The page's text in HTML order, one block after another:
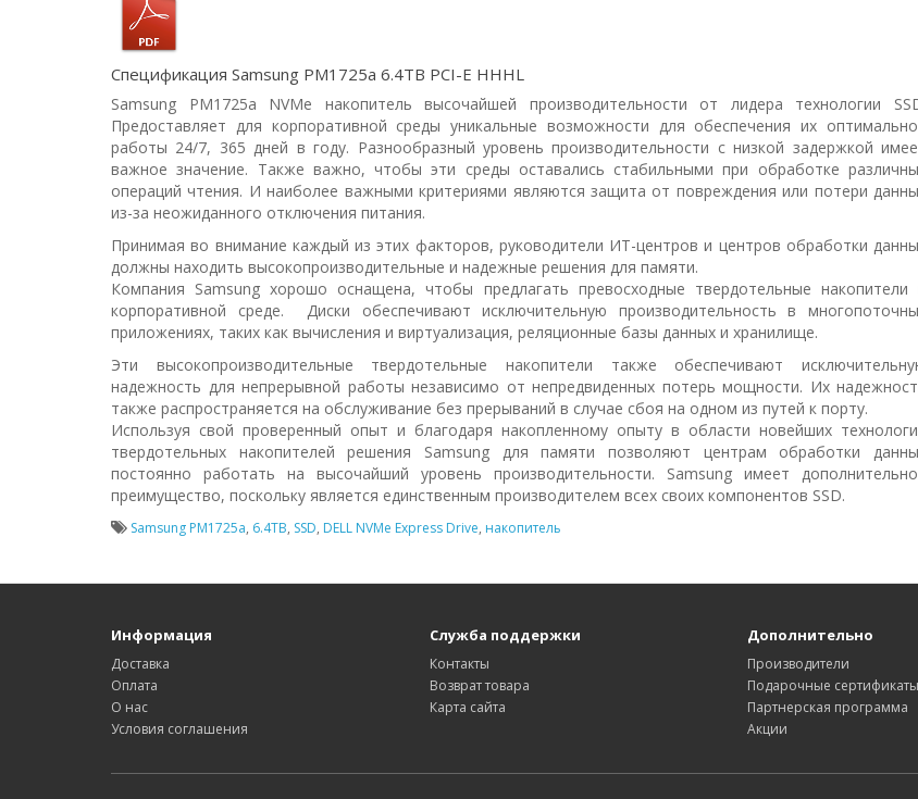
Спецификация Samsung PM1725a 6.4TB PCI-E HHHL
Samsung PM1725a NVMe накопитель высочайшей производительности от лидера технологии
Предоставляет для корпоративной среды уникальные возможности для обеспечения их
работы 24/7, 365 дней в году. Разнообразный уровень производительности с низкой задержкой
важное значение. Также важно, чтобы эти среды оставались стабильными при обработке
операций чтения. И наиболее важными критериями являются защита от повреждения или потери
из-за неожиданного отключения питания.
Принимая во внимание каждый из этих факторов, руководители ИТ-центров и центров обработки
должны находить высокопроизводительные и надежные решения для памяти.
Компания Samsung хорошо оснащена, чтобы предлагать превосходные твердотельные накопители
корпоративной среде. Диски обеспечивают исключительную производительность в
приложениях, таких как вычисления и виртуализация, реляционные базы данных и хранилище.
Эти высокопроизводительные твердотельные накопители также обеспечивают
надежность для непрерывной работы независимо от непредвиденных потерь мощности. Их
также распространяется на обслуживание без прерываний в случае сбоя на одном из путей к порту.
Используя свой проверенный опыт и благодаря накопленному опыту в области новейших
твердотельных накопителей решения Samsung для памяти позволяют центрам обработки
постоянно работать на высочайший уровень производительности. Samsung имеет
преимущество, поскольку является единственным производителем всех своих компонентов SSD.
Samsung PM1725a, 6.4TB, SSD, DELL NVMe Express Drive, накопитель
Информация
Доставка
Оплата
О нас
Условия соглашения
Служба поддержки
Контакты
Возврат товара
Карта сайта
Дополнительно
Производители
Подарочные сертификаты
Партнерская программа
Акции